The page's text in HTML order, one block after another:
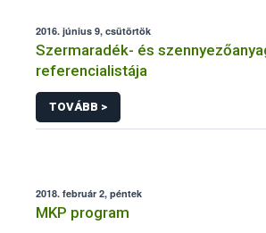
2016. június 9, csütörtök
Szermaradék- és
referencialistája
TOVÁBB >
2018. február 2, péntek
MKP program